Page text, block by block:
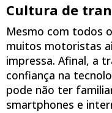
Cultura de
Mesmo com todos
muitos motoristas
impressa. Afinal, a
confiança na
pode não ter
smartphones e